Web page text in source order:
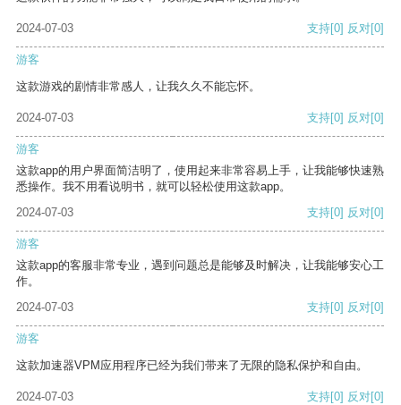
2024-07-03 支持[0] 反对[0]
游客
这款游戏的剧情非常感人，让我久久不能忘怀。
2024-07-03 支持[0] 反对[0]
游客
这款app的用户界面简洁明了，使用起来非常容易上手，让我能够快速熟
悉操作。我不用看说明书，就可以轻松使用这款app。
2024-07-03
支持[0] 反对[0]
游客
这款app的客服非常专业，遇到问题总是能够及时解决，让我能够安心工
作。
2024-07-03
支持[0] 反对[0]
游客
这款加速器VPM应用程序已经为我们带来了无限的隐私保护和自由。
2024-07-03 支持[0] 反对[0]